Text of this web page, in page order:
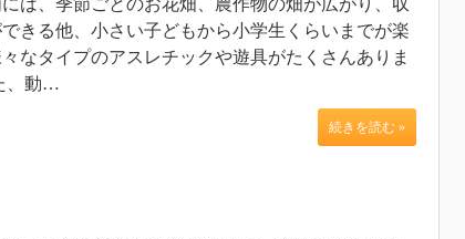
は、季節ごとのお花畑、農作物の畑が広がり、収
きる他、小さい子どもから小学生くらいまでが楽
なタイプのアスレチックや遊具がたくさんありま
、動…
続きを読む »